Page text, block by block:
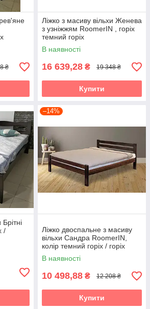
₴
Ліжко з масиву вільхи Женева
з узніжжям RoomerIN , горіх
темний горіх
В наявності
16 639,28 ₴ 19 348 ₴
Купити
/
–14%
Ліжко двоспальне з масиву
вільхи Сандра RoomerIN,
колір темний горіх / горіх
В наявності
10 498,88 ₴ 12 208 ₴
Купити